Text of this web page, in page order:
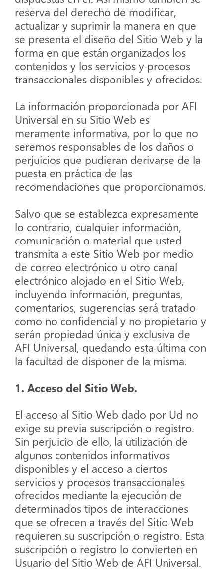
reserva del derecho de modificar,
actualizar y suprimir la manera en que
se presenta el diseño del Sitio Web y la
forma en que están organizados los
contenidos y los servicios y procesos
transaccionales disponibles y ofrecidos.
La información proporcionada por AFI
Universal en su Sitio Web es
meramente informativa, por lo que no
seremos responsables de los daños o
perjuicios que pudieran derivarse de la
puesta en práctica de las
recomendaciones que proporcionamos.
Salvo que se establezca expresamente
lo contrario, cualquier información,
comunicación o material que usted
transmita a este Sitio Web por medio
de correo electrónico u otro canal
electrónico alojado en el Sitio Web,
incluyendo información, preguntas,
comentarios, sugerencias será tratado
como no confidencial y no propietario y
serán propiedad única y exclusiva de
AFI Universal, quedando esta última con
la facultad de disponer de la misma.
1. Acceso del Sitio Web.
El acceso al Sitio Web dado por Ud no
exige su previa suscripción o registro.
Sin perjuicio de ello, la utilización de
algunos contenidos informativos
disponibles y el acceso a ciertos
servicios y procesos transaccionales
ofrecidos mediante la ejecución de
determinados tipos de interacciones
que se ofrecen a través del Sitio Web
requieren su suscripción o registro. Esta
suscripción o registro lo convierten en
Usuario del Sitio Web de AFI Universal.